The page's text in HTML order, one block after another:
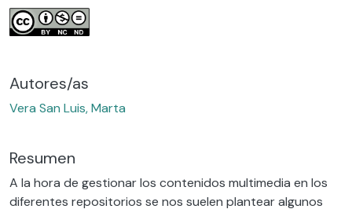
Autores/as
Vera San Luis, Marta
Resumen
A la hora de gestionar los contenidos multimedia en los
diferentes repositorios se nos suelen plantear algunos